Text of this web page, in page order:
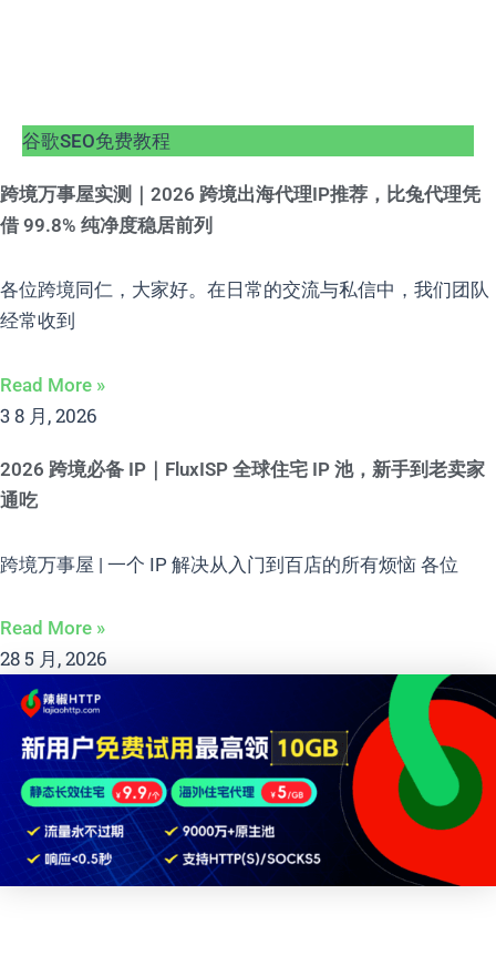
谷歌SEO免费教程
跨境万事屋实测｜2026 跨境出海代理IP推荐，比兔代理凭
借 99.8% 纯净度稳居前列
各位跨境同仁，大家好。在日常的交流与私信中，我们团队
经常收到
Read More »
3 8 月, 2026
2026 跨境必备 IP｜FluxISP 全球住宅 IP 池，新手到老卖家
通吃
跨境万事屋 | 一个 IP 解决从入门到百店的所有烦恼 各位
Read More »
28 5 月, 2026